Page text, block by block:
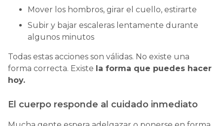
Mover los hombros, girar el cuello, estirarte
Subir y bajar escaleras lentamente durante
algunos minutos
Todas estas acciones son válidas. No existe una
forma correcta. Existe la forma que puedes hacer
hoy.
El cuerpo responde al cuidado inmediato